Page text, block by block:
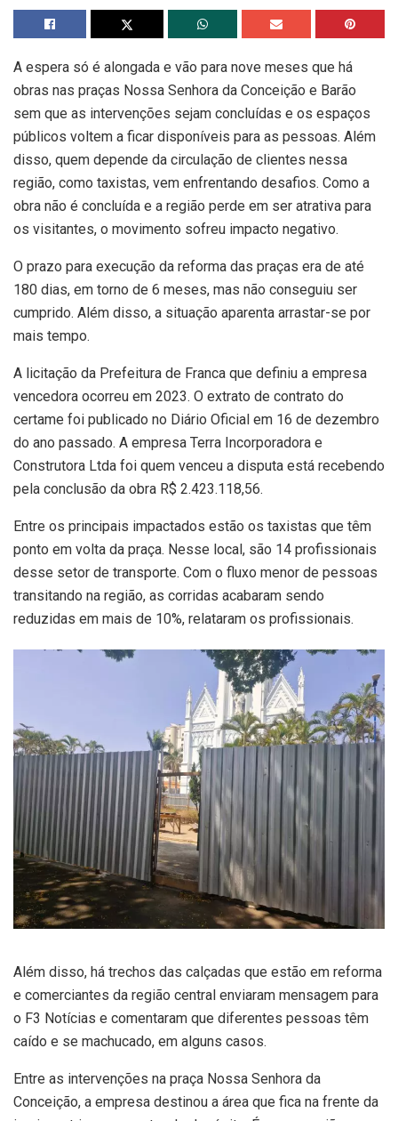
A espera só é alongada e vão para nove meses que há
obras nas praças Nossa Senhora da Conceição e Barão
sem que as intervenções sejam concluídas e os espaços
públicos voltem a ficar disponíveis para as pessoas. Além
disso, quem depende da circulação de clientes nessa
região, como taxistas, vem enfrentando desafios. Como a
obra não é concluída e a região perde em ser atrativa para
os visitantes, o movimento sofreu impacto negativo.
O prazo para execução da reforma das praças era de até
180 dias, em torno de 6 meses, mas não conseguiu ser
cumprido. Além disso, a situação aparenta arrastar-se por
mais tempo.
A licitação da Prefeitura de Franca que definiu a empresa
vencedora ocorreu em 2023. O extrato de contrato do
certame foi publicado no Diário Oficial em 16 de dezembro
do ano passado. A empresa Terra Incorporadora e
Construtora Ltda foi quem venceu a disputa está recebendo
pela conclusão da obra R$ 2.423.118,56.
Entre os principais impactados estão os taxistas que têm
ponto em volta da praça. Nesse local, são 14 profissionais
desse setor de transporte. Com o fluxo menor de pessoas
transitando na região, as corridas acabaram sendo
reduzidas em mais de 10%, relataram os profissionais.
Além disso, há trechos das calçadas que estão em reforma
e comerciantes da região central enviaram mensagem para
o F3 Notícias e comentaram que diferentes pessoas têm
caído e se machucado, em alguns casos.
Entre as intervenções na praça Nossa Senhora da
Conceição, a empresa destinou a área que fica na frente da